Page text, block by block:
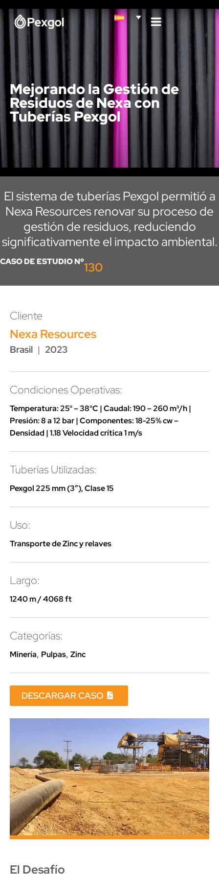
Mejorando la Gestión de
Residuos de Nexa con
Tuberías Pexgol
El sistema de tuberías Pexgol permitió a
Nexa Resources renovar su proceso de
gestión de residuos, reduciendo
significativamente el impacto ambiental.
CASO DE ESTUDIO Nº130
Cliente
Nexa Resources
Brasil | 2023
Condiciones Operativas:
Temperatura: 25° – 38°C | Caudal: 190 – 260 m³/h |
Presión: 8 a 12 bar | Componentes: 18-25% cw –
Densidad | 1.18 Velocidad crítica 1 m/s
Tuberías Utilizadas:
Pexgol 225 mm (3″), Clase 15
Uso:
Transporte de Zinc y relaves
Largo:
1240 m / 4068 ft
Categorías:
Minería, Pulpas, Zinc
DESCARGAR CASO
El Desafío